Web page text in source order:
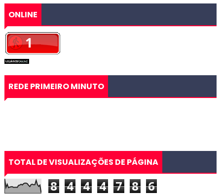
ONLINE
REDE PRIMEIRO MINUTO
TOTAL DE VISUALIZAÇÕES DE PÁGINA
8 4 4 4 7 8 6